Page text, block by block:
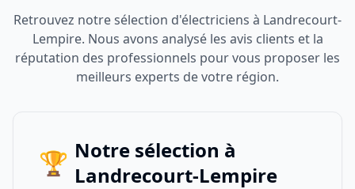
Retrouvez notre sélection d'électriciens à Landrecourt-
Lempire. Nous avons analysé les avis clients et la
réputation des professionnels pour vous proposer les
meilleurs experts de votre région.
🏆 Notre sélection à
Landrecourt-Lempire